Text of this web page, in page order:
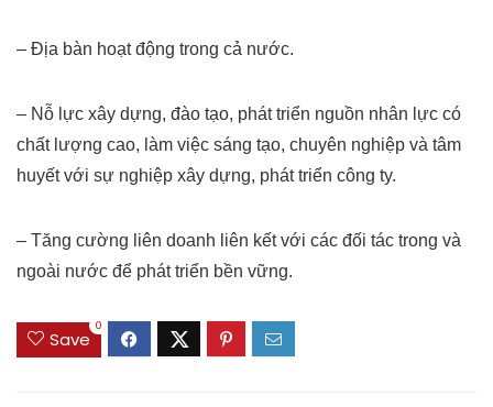
– Địa bàn hoạt động trong cả nước.
– Nỗ lực xây dựng, đào tạo, phát triển nguồn nhân lực có
chất lượng cao, làm việc sáng tạo, chuyên nghiệp và tâm
huyết với sự nghiệp xây dựng, phát triển công ty.
– Tăng cường liên doanh liên kết với các đối tác trong và
ngoài nước để phát triển bền vững.
Save
0